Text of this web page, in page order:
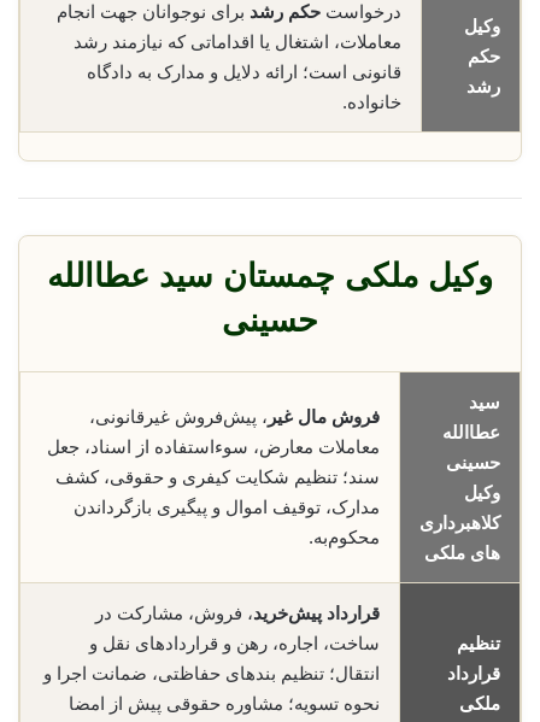
وکیل
حکم
رشد
درخواست حکم رشد برای نوجوانان جهت انجام
معاملات، اشتغال یا اقداماتی که نیازمند رشد
قانونی است؛ ارائه دلایل و مدارک به دادگاه
خانواده.
وکیل ملکی چمستان سید عطاالله
حسینی
سید
عطاالله
حسینی
وکیل
کلاهبرداری
های ملکی
فروش مال غیر ، پیش‌فروش غیرقانونی،
معاملات معارض، سوء‌استفاده از اسناد، جعل
سند؛ تنظیم شکایت کیفری و حقوقی، کشف
مدارک، توقیف اموال و پیگیری بازگرداندن
محکوم‌به.
تنظیم
قرارداد
ملکی
قرارداد پیش‌خرید، فروش، مشارکت در
ساخت، اجاره، رهن و قراردادهای نقل و
انتقال؛ تنظیم بندهای حفاظتی، ضمانت اجرا و
نحوه تسویه؛ مشاوره حقوقی پیش از امضا